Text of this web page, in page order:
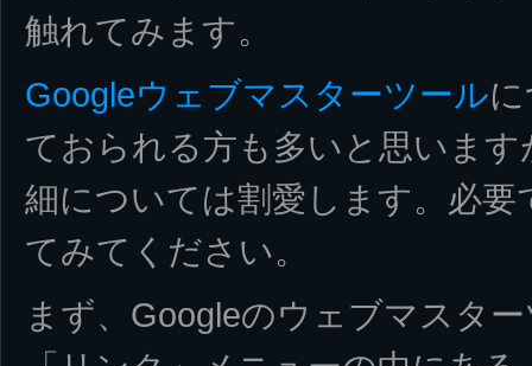
触れてみます。
Googleウェブマスターツール
ておられる方も多いと思いま
細については割愛します。必
てみてください。
まず、Googleのウェブマスタ